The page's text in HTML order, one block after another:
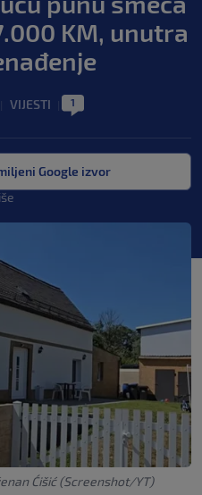
KM, unutra
VIJESTI 1
Google izvor
Ćišić (Screenshot/YT)